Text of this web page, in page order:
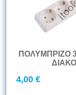
ΠΟΛΥΜΠΡΙΖΟ
4,00 €